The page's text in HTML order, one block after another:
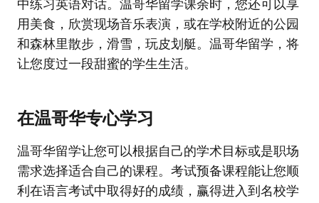
中练习英语对话。温哥华留学课余时，您还可以享
用美食，欣赏现场音乐表演，或在学校附近的公园
和森林里散步，滑雪，玩皮划艇。温哥华留学，将
让您度过一段甜蜜的学生生活。
在温哥华专心学习
温哥华留学让您可以根据自己的学术目标或是职场
需求选择适合自己的课程。考试预备课程能让您顺
利在语言考试中取得好的成绩，赢得进入到名校学